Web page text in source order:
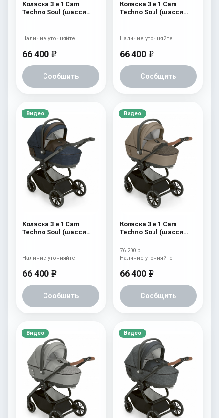
Коляска 3 в 1 Cam
Techno Soul (шасси
66 400 e
Сообщить
Наличие уточняйте
Коляска 3 в 1 Cam
Techno Soul (шасси
66 400 e
Сообщить
Наличие уточняйте
Видео
Коляска 3 в 1 Cam
Techno Soul (шасси
66 400 e
Сообщить
Наличие уточняйте
Видео
Коляска 3 в 1 Cam
Techno Soul (шасси
76 200 р
66 400 e
Сообщить
Наличие уточняйте
Видео Видео